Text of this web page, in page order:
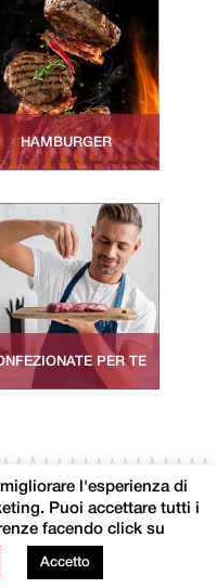
HAMBURGER
PER TE
Seguicil'esperienza di
Puoi accettare tutti i
facendo click su
Accetto